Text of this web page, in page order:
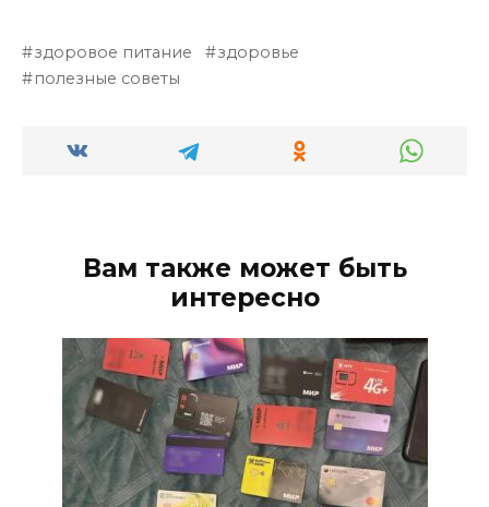
здоровое питание
здоровье
полезные советы
Вам также может быть
интересно